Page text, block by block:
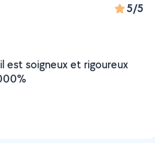
5/5
est soigneux et rigoureux